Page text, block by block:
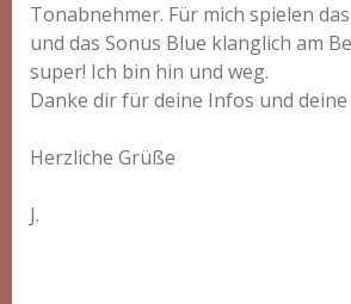
Tonabnehmer. Für mich spielen
und das Sonus Blue klanglich am
super! Ich bin hin und weg.
Danke dir für deine Infos und deine
Herzliche Grüße
J.